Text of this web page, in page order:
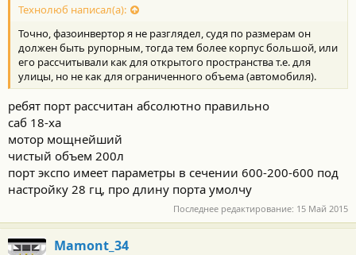
Технолюб написал(а):
Точно, фазоинвертор я не разглядел, судя по размерам он
должен быть рупорным, тогда тем более корпус большой, или
его рассчитывали как для открытого пространства т.е. для
улицы, но не как для ограниченного объема (автомобиля).
ребят порт рассчитан абсолютно правильно
саб 18-ха
мотор мощнейший
чистый объем 200л
порт экспо имеет параметры в сечении 600-200-600 под
настройку 28 гц, про длину порта умолчу
Последнее редактирование: 15 Май 2015
Mamont_34